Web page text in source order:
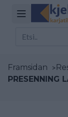
Framsidan >
PRESENNING